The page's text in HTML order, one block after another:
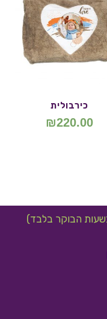
כירבולית
₪220.00